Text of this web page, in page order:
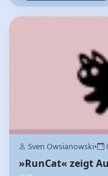
Sven Owsianowski•
»RunCat« zeigt